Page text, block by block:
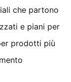
che partono
e piani per
prodotti più